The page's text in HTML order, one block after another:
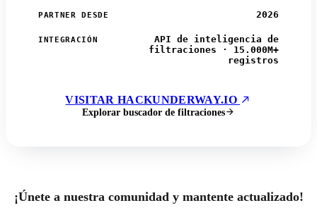
PARTNER DESDE 2026
INTEGRACIÓN
API de inteligencia de
filtraciones · 15.000M+
registros
VISITAR HACKUNDERWAY.IO
Explorar buscador de filtraciones
¡Únete a nuestra comunidad y mantente actualizado!